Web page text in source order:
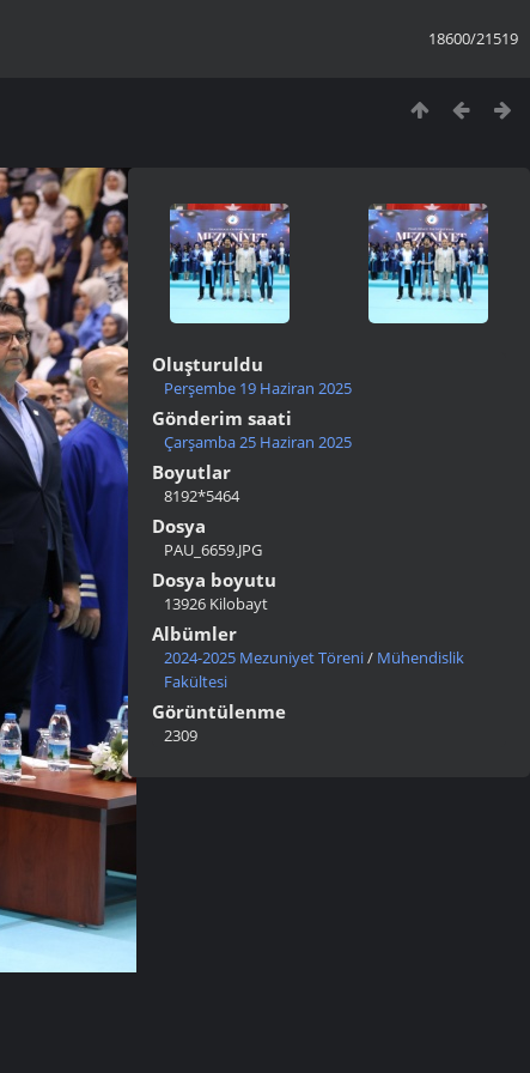
18600/21519
Oluşturuldu
Perşembe 19 Haziran 2025
Gönderim saati
Çarşamba 25 Haziran 2025
Boyutlar
8192*5464
Dosya
PAU_6659.JPG
Dosya boyutu
13926 Kilobayt
Albümler
2024-2025 Mezuniyet Töreni/ Mühendislik
Fakültesi
Görüntülenme
2309